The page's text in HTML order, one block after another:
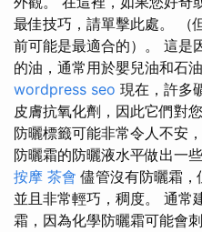
最佳技巧，請單擊此處。 （
前可能是最適合的）。 這是
的油，通常用於嬰兒油和石
wordpress seo 現在，許多
皮膚抗氧化劑，因此它們對
防曬標籤可能非常令人不安
防曬霜的防曬液水平做出一
按摩 茶會 儘管沒有防曬霜，
並且非常輕巧，稠度。 通常
霜，因為化學防曬霜可能會